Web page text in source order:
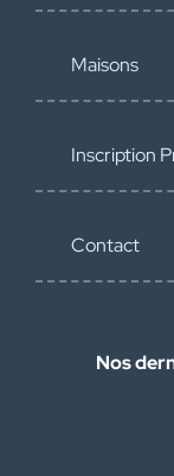
Maisons
Inscription
Contact
Nos